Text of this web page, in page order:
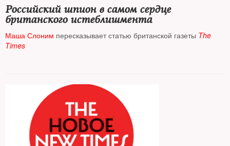
Российский шпион в самом сердце
британского истеблишмента
Маша Слоним пересказывает статью британской газеты The
Times